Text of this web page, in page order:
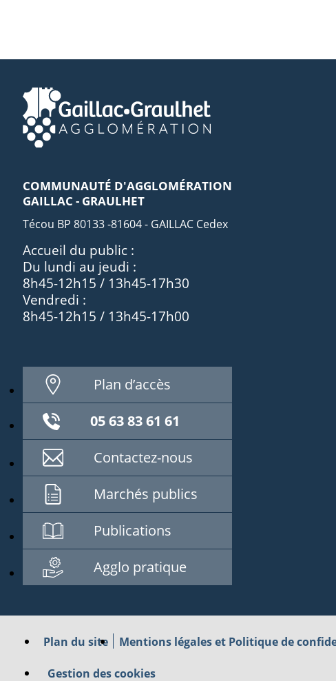
COMMUNAUTÉ D'AGGLOMÉRATION
GAILLAC - GRAULHET
Técou BP 80133 -81604 - GAILLAC Cedex
Accueil du public :
Du lundi au jeudi :
8h45-12h15 / 13h45-17h30
Vendredi :
8h45-12h15 / 13h45-17h00
Plan d’accès
05 63 83 61 61
Contactez-nous
Marchés publics
Publications
Agglo pratique
Plan du site Mentions légales et Politique de
Gestion des cookies